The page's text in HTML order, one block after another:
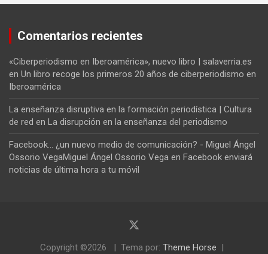
Comentarios recientes
«Ciberperiodismo en Iberoamérica», nuevo libro | salaverria.es
en Un libro recoge los primeros 20 años de ciberperiodismo en
Iberoamérica
La enseñanza disruptiva en la formación periodística | Cultura
de red en La disrupción en la enseñanza del periodismo
Facebook... ¿un nuevo medio de comunicación? - Miguel Ángel
Ossorio VegaMiguel Ángel Ossorio Vega en Facebook enviará
noticias de última hora a tu móvil
Copyright ©2026 Tema por: Theme Horse